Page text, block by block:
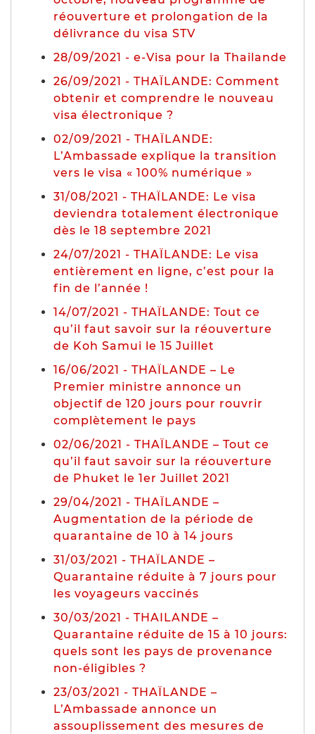
réouverture et prolongation de la
délivrance du visa STV
28/09/2021 - e-Visa pour la Thailande
26/09/2021 - THAÏLANDE: Comment
obtenir et comprendre le nouveau
visa électronique ?
02/09/2021 - THAÏLANDE:
L’Ambassade explique la transition
vers le visa « 100% numérique »
31/08/2021 - THAÏLANDE: Le visa
deviendra totalement électronique
dès le 18 septembre 2021
24/07/2021 - THAÏLANDE: Le visa
entièrement en ligne, c’est pour la
fin de l’année !
14/07/2021 - THAÏLANDE: Tout ce
qu’il faut savoir sur la réouverture
de Koh Samui le 15 Juillet
16/06/2021 - THAÏLANDE – Le
Premier ministre annonce un
objectif de 120 jours pour rouvrir
complètement le pays
02/06/2021 - THAÏLANDE – Tout ce
qu’il faut savoir sur la réouverture
de Phuket le 1er Juillet 2021
29/04/2021 - THAÏLANDE –
Augmentation de la période de
quarantaine de 10 à 14 jours
31/03/2021 - THAÏLANDE –
Quarantaine réduite à 7 jours pour
les voyageurs vaccinés
30/03/2021 - THAILANDE –
Quarantaine réduite de 15 à 10 jours:
quels sont les pays de provenance
non-éligibles ?
23/03/2021 - THAÏLANDE –
L’Ambassade annonce un
assouplissement des mesures de